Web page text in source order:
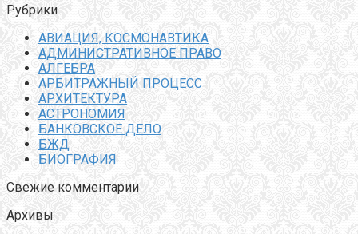
Рубрики
АВИАЦИЯ, КОСМОНАВТИКА
АДМИНИСТРАТИВНОЕ ПРАВО
АЛГЕБРА
АРБИТРАЖНЫЙ ПРОЦЕСС
АРХИТЕКТУРА
АСТРОНОМИЯ
БАНКОВСКОЕ ДЕЛО
БЖД
БИОГРАФИЯ
Свежие комментарии
Архивы